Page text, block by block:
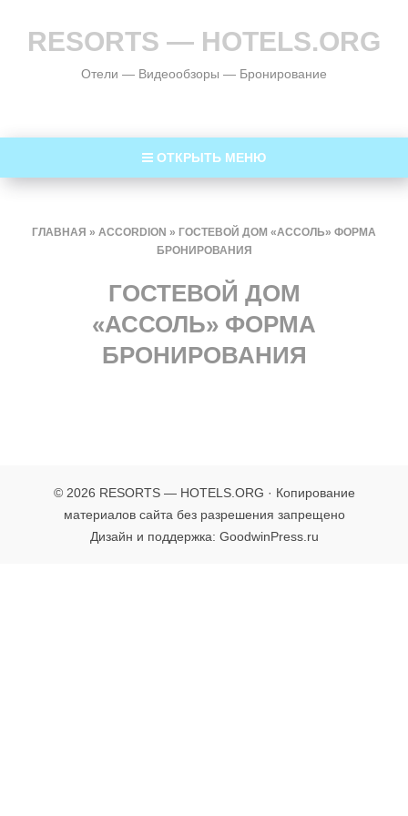
RESORTS — HOTELS.ORG
Отели — Видеообзоры — Бронирование
ОТКРЫТЬ МЕНЮ
ГЛАВНАЯ » ACCORDION » ГОСТЕВОЙ ДОМ «АССОЛЬ» ФОРМА
БРОНИРОВАНИЯ
ГОСТЕВОЙ ДОМ
«АССОЛЬ» ФОРМА
БРОНИРОВАНИЯ
© 2026 RESORTS — HOTELS.ORG · Копирование
материалов сайта без разрешения запрещено
Дизайн и поддержка: GoodwinPress.ru